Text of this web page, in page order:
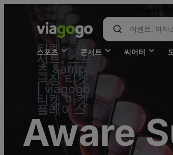
당사는 티
티켓 - 콘
서트, 스포
츠 &amp;
극장 티켓
| viagogo
티켓 마켓
플레이스
스포츠 콘서트 씨어터
Aware